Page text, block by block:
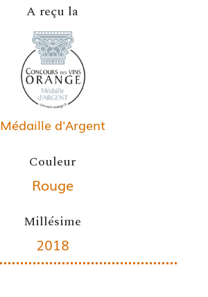
A reçu la
Médaille d'Argent
Couleur
Rouge
Millésime
2018